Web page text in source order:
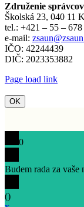
Združenie
Školská 23, 040 11
tel.: +421 – 55 –
e-mail:
IČO: 42244439
DIČ: 2023353882
Page load link
OK
0
Budem rada za vaše
()